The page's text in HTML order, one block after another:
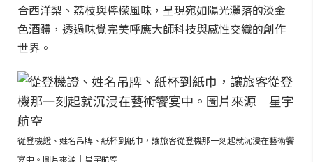
合西洋梨、荔枝與檸檬風味，呈現宛如陽光灑落的淡金
色酒體，透過味覺完美呼應大師科技與感性交織的創作
世界。
從登機證、姓名吊牌、紙杯到紙巾，讓旅客從登機那一刻起就沉浸在藝術饗
宴中。圖片來源｜星宇航空